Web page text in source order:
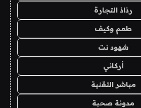
رذاذ التجارة
طعم وكيف
شهود نت
أركاني
مباشر التقنية
مدونة صحبة